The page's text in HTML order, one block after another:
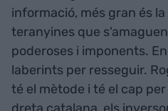
informació, més gran és
teranyines que
poderoses i imponents.
laberints per resseguir.
té el mètode i té el cap